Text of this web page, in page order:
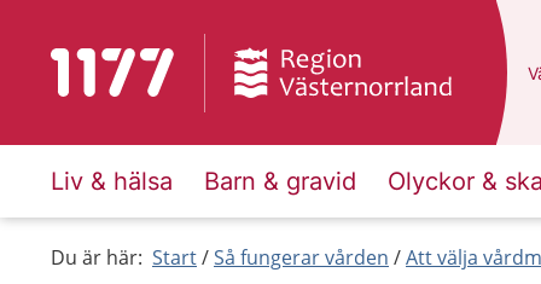
To start page for 1177
Liv & hälsa Barn & gravid Olyckor &
Du är här: Start Så fungerar vården Att välja